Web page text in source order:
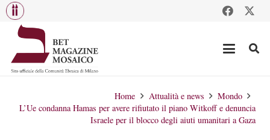
Home Attualità e news
Mondo
L’Ue condanna Hamas per avere rifiutato il piano Witkoff e denuncia
Israele per il blocco degli aiuti umanitari a Gaza